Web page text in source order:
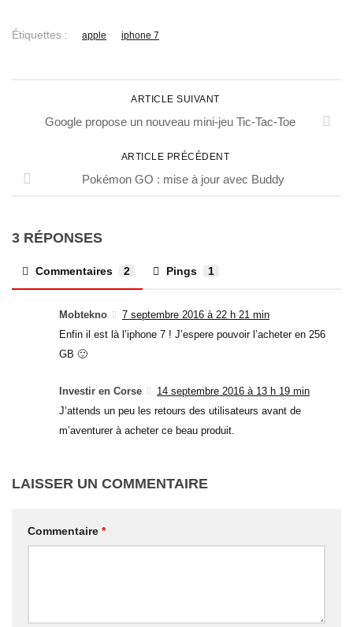
Étiquettes : apple iphone 7
ARTICLE SUIVANT
Google propose un nouveau mini-jeu Tic-Tac-Toe
ARTICLE PRÉCÉDENT
Pokémon GO : mise à jour avec Buddy
3 RÉPONSES
Commentaires 2 Pings 1
Mobtekno
7 septembre 2016 à 22 h 21 min
Enfin il est là l’iphone 7 ! J’espere pouvoir l’acheter en 256
GB 🙂
Investir en Corse
14 septembre 2016 à 13 h 19 min
J’attends un peu les retours des utilisateurs avant de
m’aventurer à acheter ce beau produit.
LAISSER UN COMMENTAIRE
Commentaire *